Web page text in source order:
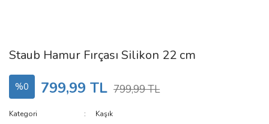
Staub Hamur Fırçası Silikon 22 cm
%0 799,99 TL 799,99 TL
Kategori
Kaşık